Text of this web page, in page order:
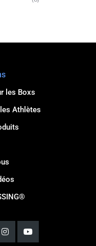
les Boxs
Athlètes